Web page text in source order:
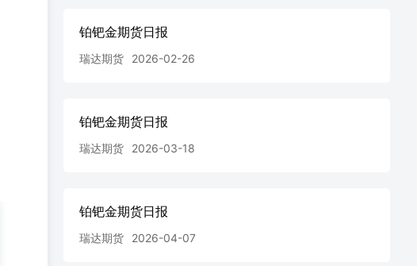
铂钯金期货日报
瑞达期货 2026-02-26
铂钯金期货日报
瑞达期货 2026-03-18
铂钯金期货日报
瑞达期货 2026-04-07